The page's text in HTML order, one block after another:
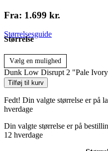
Fra: 1.699 kr.
Størrelsesguide
Størrelse
Vælg en mulighed
Dunk Low Disrupt 2 "Pale
Tilføj til kurv
Fedt! Din valgte størrelse er på
hverdage
Din valgte størrelse er på
12 hverdage